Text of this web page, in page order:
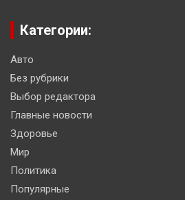
Категории:
Авто
Без рубрики
Выбор редактора
Главные новости
Здоровье
Мир
Политика
Популярные